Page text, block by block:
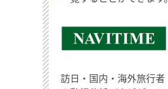
訪日・国内・海外旅行者